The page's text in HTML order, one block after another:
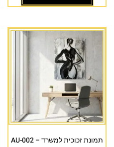
תמונת זכוכית למשרד – AU-002